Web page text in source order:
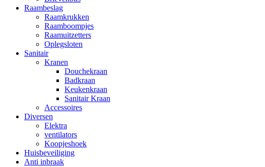
Raambeslag
Raamkrukken
Raamboompjes
Raamuitzetters
Oplegsloten
Sanitair
Kranen
Douchekraan
Badkraan
Keukenkraan
Sanitair Kraan
Accessoires
Diversen
Elektra
ventilators
Koopjeshoek
Huisbeveiliging
Anti inbraak